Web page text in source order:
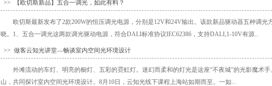
>> 【欧切斯新品】五合一调光，如此有料？
欧切斯最新发布了2款200W的恒压调光电源，分别是12V和24V输出。该款新品驱动器五种调
晓。1、五合一调光这两款调光驱动电源，符合DALI标准协议IEC62386，支持DALI,1-10V有源...
>> 做客云知光讲堂—畅谈室内空间光环境设计
外滩流动的车灯、明亮的橱灯、五彩的霓虹灯。迷幻而柔和的灯光是这座“不夜城”的光影魔术
山，共同探讨室内空间光环境设计。8月10日，云知光线下课程上海站如期而至。一如...